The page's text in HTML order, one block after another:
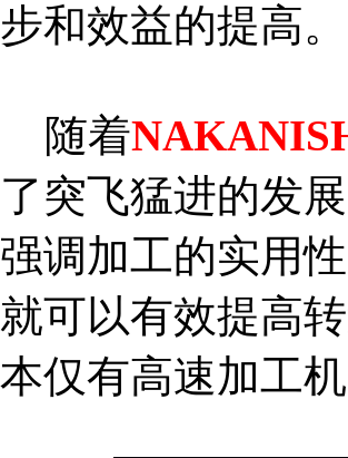
步和效益的提高。
随着
了突飞猛进的发
强调加工的实用
就可以有效提高
本仅有高速加工